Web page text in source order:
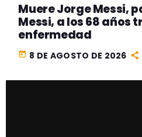
Muere Jorge Messi,
Messi, a los 68 años
enfermedad
today 8 DE AGOSTO DE 2026